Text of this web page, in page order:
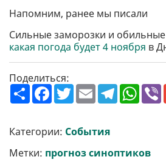
Напомним, ранее мы писали
Сильные заморозки и
какая погода будет 4 ноября в
Поделиться:
П
о
р
и
т
и
F
a
b
o
o
k
T
w
t
e
r
E
m
l
T
e
a
m
W
h
p
p
Категории: События
Метки: прогноз синоптиков